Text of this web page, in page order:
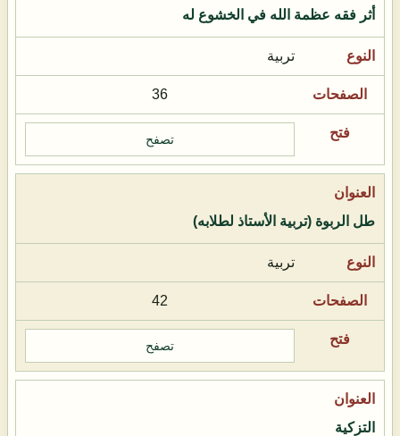
أثر فقه عظمة الله في الخشوع له
تربية
36
تصفح
طل الربوة (تربية الأستاذ لطلابه)
تربية
42
تصفح
التزكية